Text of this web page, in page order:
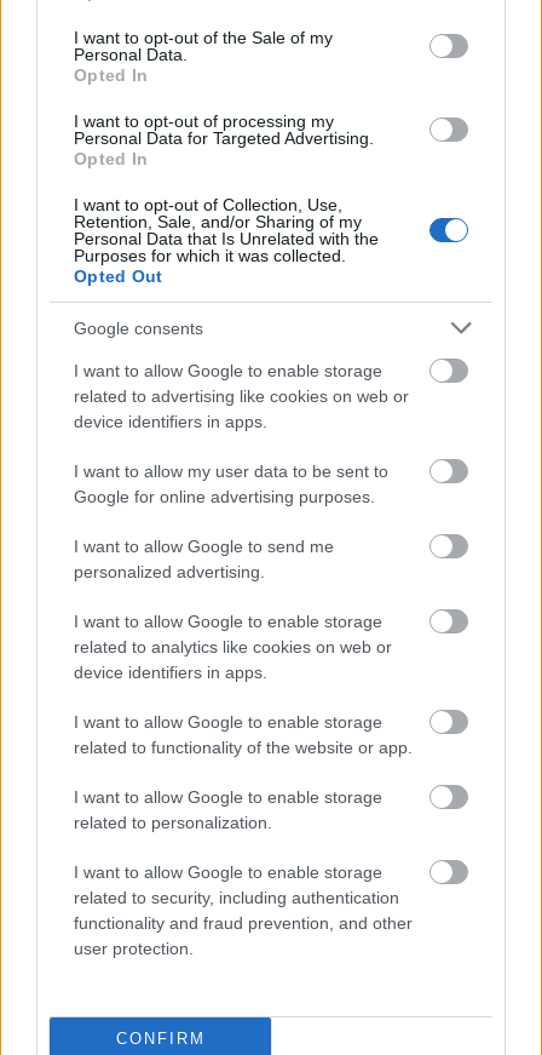
use your data for below specified purposes in below Google
consent section.
I want to opt-out of the Sale of my
Personal Data.
Opted In
I want to opt-out of processing my
Personal Data for Targeted Advertising.
Opted In
I want to opt-out of Collection, Use,
Retention, Sale, and/or Sharing of my
Personal Data that Is Unrelated with the
Purposes for which it was collected.
Opted Out
Google consents
I want to allow Google to enable storage
related to advertising like cookies on web or
device identifiers in apps.
I want to allow my user data to be sent to
Google for online advertising purposes.
I want to allow Google to send me
personalized advertising.
I want to allow Google to enable storage
related to analytics like cookies on web or
device identifiers in apps.
I want to allow Google to enable storage
related to functionality of the website or app.
I want to allow Google to enable storage
related to personalization.
I want to allow Google to enable storage
related to security, including authentication
functionality and fraud prevention, and other
user protection.
CONFIRM
Paradise Lost - Faith Divides Us Death Unites Us
Paradise Lostnem rosszlemez(bár már rég
oda az egykori dicsőség), mint ahogy az első videó is
kivitelezés viszont zseniális. Így kell egyszerűen
megfogalmazni a mondanivalót. Ráadásul most az
szereplővel dolgozni, hiszen a videóban játszó hölgy
egyedül leköti a nézőt.